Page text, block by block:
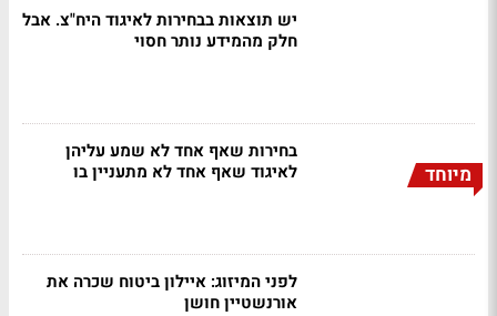
יש תוצאות בבחירות לאיגוד היח"צ. אבל
חלק מהמידע נותר חסוי
מיוחד
בחירות שאף אחד לא שמע עליהן
לאיגוד שאף אחד לא מתעניין בו
לפני המיזוג: איילון ביטוח שכרה את
אורנשטיין חושן